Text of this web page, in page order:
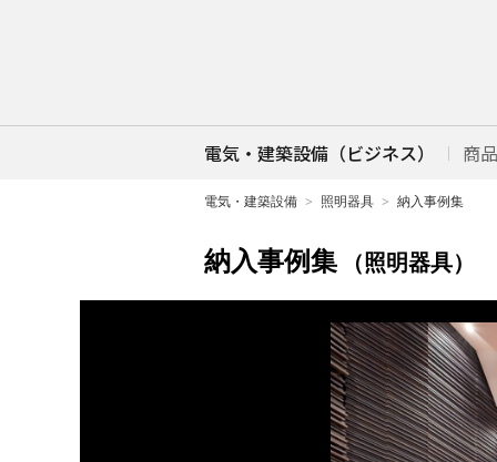
電気・建築設備（ビジネス） 商
電気・建築設備 照明器具 納入事例集
納入事例集 （照明器具）